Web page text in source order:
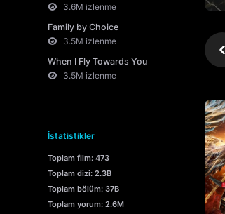
3.6M izlenme
Family by Choice
3.5M izlenme
When I Fly Towards You
3.5M izlenme
İstatistikler
Toplam film: 473
Toplam dizi: 2.3B
Toplam bölüm: 37B
Toplam yorum: 2.6M